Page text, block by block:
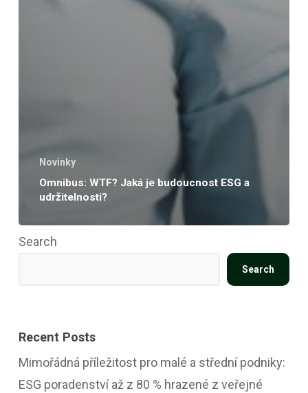
Novinky
Omnibus: WTF? Jaká je budoucnost ESG a
udržitelnosti?
Search
Search
Recent Posts
Mimořádná příležitost pro malé a střední podniky:
ESG poradenství až z 80 % hrazené z veřejné